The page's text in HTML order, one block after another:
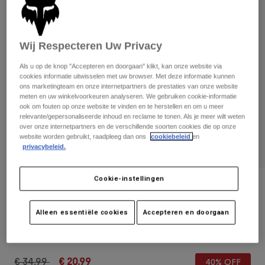
Jassen
Handschoenen
Beschermingen
Brillen
Sokken
Accessoires
Onderdelen
Broeken
Handschoenen
Jassen
Protections
Brillen
Spare parts
Overhemden
Alles bekijken
Women
T-Shirts & Tops
Hoodies en truien
Jassen
Leggings & Broeken
Alles bekijken
Beschermers
Brillen
Socks
Alles bekijken
Moto
Helmen
Beschermers
Truckerscap Boundary - Dames
Price reduced from
€ 34,99to€ 20,99 40% OFF
Wij Respecteren Uw Privacy
Als u op de knop "Accepteren en doorgaan" klikt, kan onze website via
cookies informatie uitwisselen met uw browser. Met deze informatie kunnen
ons marketingteam en onze internetpartners de prestaties van onze website
meten en uw winkelvoorkeuren analyseren. We gebruiken cookie-informatie
ook om fouten op onze website te vinden en te herstellen en om u meer
relevante/gepersonaliseerde inhoud en reclame te tonen. Als je meer wilt weten
over onze internetpartners en de verschillende soorten cookies die op onze
website worden gebruikt, raadpleeg dan ons
cookiebeleid en
privacybeleid.
Cookie-instellingen
Alleen essentiële cookies Accepteren en doorgaan